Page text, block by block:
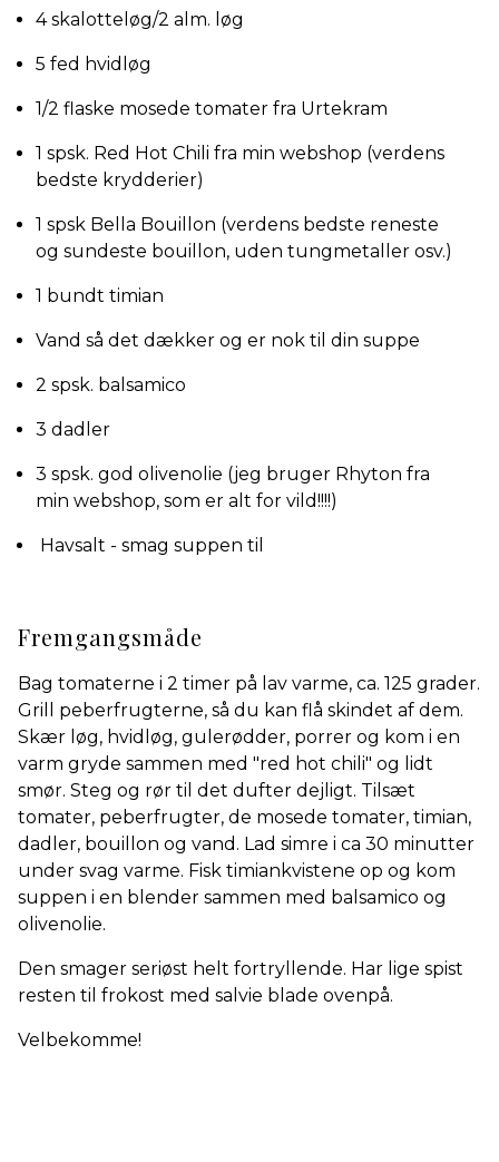
4 skalotteløg/2 alm. løg
5 fed hvidløg
1/2 flaske mosede tomater fra Urtekram
1 spsk. Red Hot Chili fra min webshop (verdens
bedste krydderier)
1 spsk Bella Bouillon (verdens bedste reneste
og sundeste bouillon, uden tungmetaller osv.)
1 bundt timian
Vand så det dækker og er nok til din suppe
2 spsk. balsamico
3 dadler
3 spsk. god olivenolie (jeg bruger Rhyton fra
min webshop, som er alt for vild!!!!)
Havsalt - smag suppen til
Fremgangsmåde
Bag tomaterne i 2 timer på lav varme, ca. 125 grader.
Grill peberfrugterne, så du kan flå skindet af dem.
Skær løg, hvidløg, gulerødder, porrer og kom i en
varm gryde sammen med "red hot chili" og lidt
smør. Steg og rør til det dufter dejligt. Tilsæt
tomater, peberfrugter, de mosede tomater, timian,
dadler, bouillon og vand. Lad simre i ca 30 minutter
under svag varme. Fisk timiankvistene op og kom
suppen i en blender sammen med balsamico og
olivenolie.
Den smager seriøst helt fortryllende. Har lige spist
resten til frokost med salvie blade ovenpå.
Velbekomme!